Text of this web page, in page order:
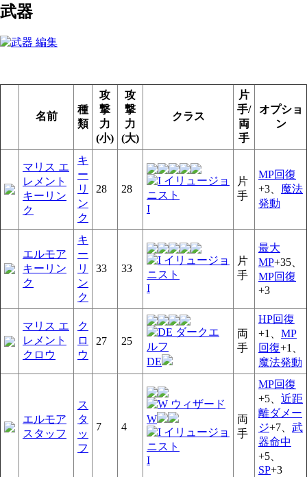
武器
名前
種
類
攻
撃
力
(小)
攻
撃
力
(大)
クラス
片
手/
両
手
オプショ
ン
マリス エ
レメント
キーリン
ク
キ
ー
リ
ン
ク
28
28
I
片
手
MP回復
+3、 魔法
発動
エルモア
キーリン
ク
キ
ー
リ
ン
ク
33
33
I
片
手
最大
MP+35、
MP回復
+3
マリス エ
レメント
クロウ
ク
ロ
ウ
27
25
DE
両
手
HP回復
+1、 MP
回復+1、
魔法発動
エルモア
スタッフ
ス
タ
ッ
フ
7 4
W
I
両
手
MP回復
+5、 近距
離ダメー
ジ+7、 武
器命中
+5、
SP+3